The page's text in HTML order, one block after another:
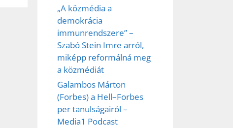
„A közmédia a
demokrácia
immunrendszere” –
Szabó Stein Imre arról,
miképp reformálná meg
a közmédiát
Galambos Márton
(Forbes) a Hell–Forbes
per tanulságairól –
Media1 Podcast